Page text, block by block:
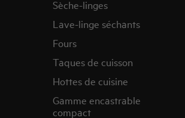
Sèche-linges
Lave-linge séchants
Fours
Taques de cuisson
Hottes de cuisine
Gamme encastrable
compact